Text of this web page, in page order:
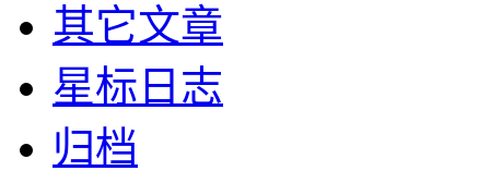
其它文章
星标日志
归档